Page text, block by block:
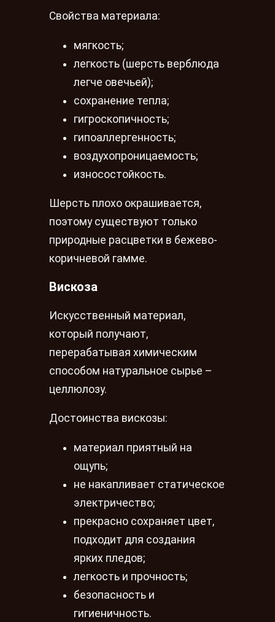
Свойства материала:
мягкость;
легкость (шерсть верблюда
легче овечьей);
сохранение тепла;
гигроскопичность;
гипоаллергенность;
воздухопроницаемость;
износостойкость.
Шерсть плохо окрашивается,
поэтому существуют только
природные расцветки в бежево-
коричневой гамме.
Вискоза
Искусственный материал,
который получают,
перерабатывая химическим
способом натуральное сырье –
целлюлозу.
Достоинства вискозы:
материал приятный на
ощупь;
не накапливает статическое
электричество;
прекрасно сохраняет цвет,
подходит для создания
ярких пледов;
легкость и прочность;
безопасность и
гигиеничность.